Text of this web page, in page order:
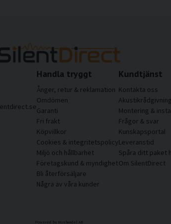
Handla tryggt
Ånger, retur & reklamation
Omdömen
Garanti
Fri frakt
Köpvillkor
Cookies & integritetspolicy
Miljö och hållbarhet
Företagskund & myndighet
Bli återförsäljare
Några av våra kunder
Kundtjänst
Kontakta oss
Akustikrådgivning
Montering &
Frågor & svar
Kunskapsportal
Leveranstid
Spåra ditt paket
Om SilentDirect
Powered by Nyehandel AB